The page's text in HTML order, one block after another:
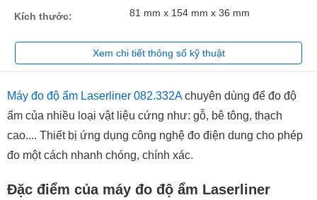
Kích thước: 81 mm x 154 mm x 36 mm
Xem chi tiết thông số kỹ thuật
Máy đo độ ẩm Laserliner 082.332Achuyên dùng để đo độ
ẩm của nhiều loại vật liệu cứng như: gỗ, bê tông, thạch
cao.... Thiết bị ứng dụng công nghệ đo điện dung cho phép
đo một cách nhanh chóng, chính xác.
Đặc điểm của máy đo độ ẩm Laserliner